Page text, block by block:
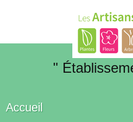
"
Accueil